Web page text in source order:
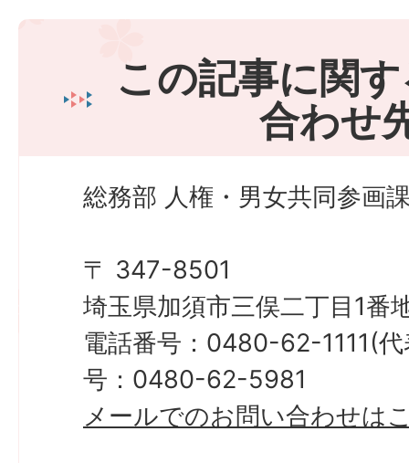
この記事に関
合わせ
総務部 人権・男女共同参画
〒 347-8501
埼玉県加須市三俣二丁目1番
電話番号：0480-62-1111(
号：0480-62-5981
メールでのお問い合わせは